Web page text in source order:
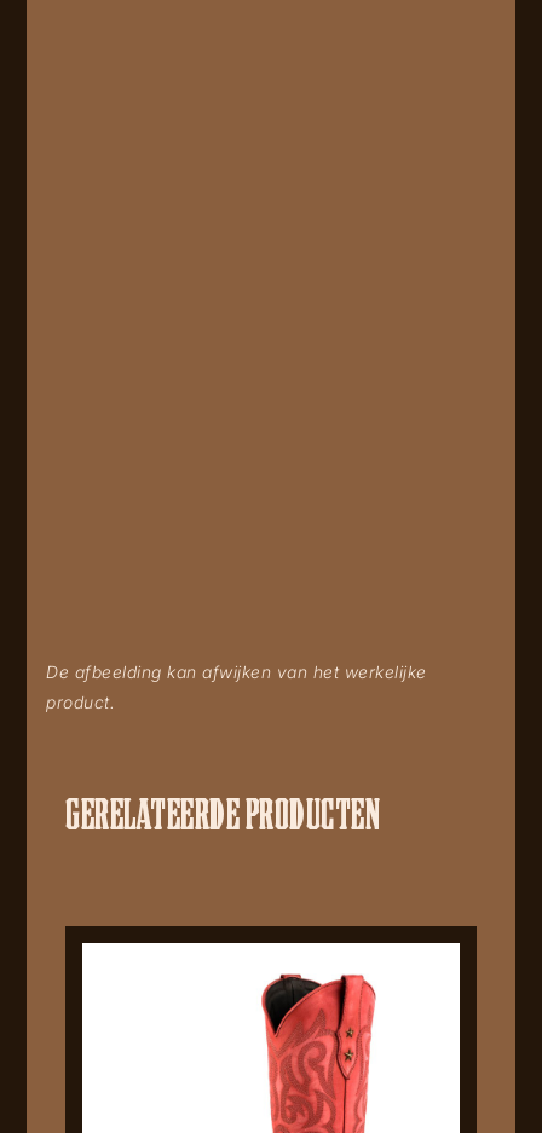
De afbeelding kan afwijken van het werkelijke
product.
GERELATEERDE PRODUCTEN